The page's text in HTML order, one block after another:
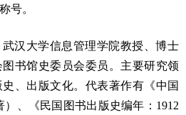
号。
汉大学信息管理学院教授、博士
书馆史委员会委员。主要研究领
、出版文化。代表著作有《中国
）、《民国图书出版史编年：1912